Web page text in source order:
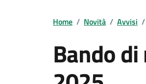
Home / Novità / Avvisi /
Bando